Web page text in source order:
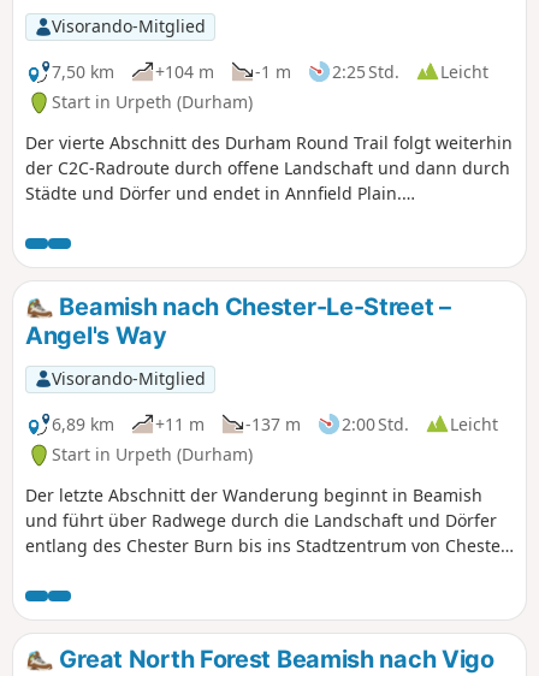
Visorando-Mitglied
7,50 km
+104 m -1 m 2:25 Std.
Leicht
Start in Urpeth (Durham)
Der vierte Abschnitt des Durham Round Trail folgt weiterhin
der C2C-Radroute durch offene Landschaft und dann durch
Städte und Dörfer und endet in Annfield Plain.
Annfield Plain ins Beamish Museum verlegt, das einen
Besuch wert ist.
Beamish nach Chester-Le-Street –
Angel's Way
Visorando-Mitglied
6,89 km
+11 m -137 m 2:00 Std.
Leicht
Start in Urpeth (Durham)
Der letzte Abschnitt der Wanderung beginnt in Beamish
und führt über Radwege durch die Landschaft und Dörfer
entlang des Chester Burn bis ins Stadtzentrum von Chester-
endet, einer der vielen Kirchen auf der Pilgerroute.
Great North Forest Beamish nach Vigo